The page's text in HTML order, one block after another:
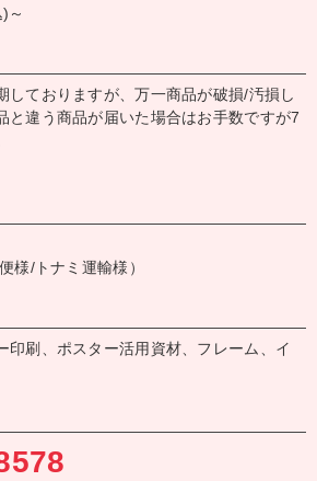
～
しておりますが、万一商品が破損/汚損し
と違う商品が届いた場合はお手数ですが7
様/トナミ運輸様）
印刷、ポスター活用資材、フレーム、イ